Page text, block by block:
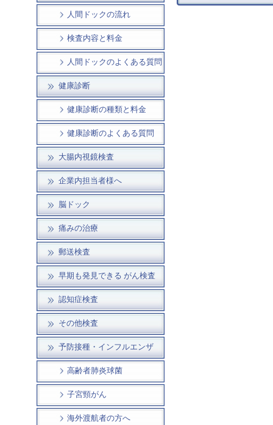
人間ドックの流れ
検査内容と料金
人間ドックのよくある質問
健康診断
健康診断の種類と料金
健康診断のよくある質問
大腸内視鏡検査
企業内担当者様へ
脳ドック
痛みの治療
郵送検査
早期も発見できる がん検査
認知症検査
その他検査
予防接種・インフルエンザ
高齢者肺炎球菌
子宮頸がん
海外渡航者の方へ